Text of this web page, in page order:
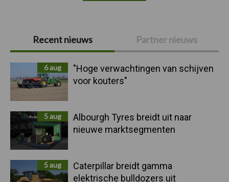
Primaire
Sidebar
Recent nieuws Partner nieuws
6 aug
"Hoge verwachtingen van schijven
voor kouters"
5 aug
Albourgh Tyres breidt uit naar
nieuwe marktsegmenten
5 aug
Caterpillar breidt gamma
elektrische bulldozers uit